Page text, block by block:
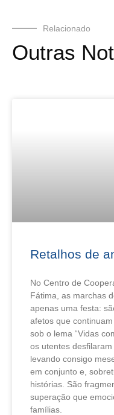
Relacionado
Outras
Retalhos de
No Centro de
Fátima, as marchas
apenas uma festa:
afetos que
sob o lema “Vidas
os utentes
levando consigo
em conjunto e,
histórias. São
superação que
famílias.